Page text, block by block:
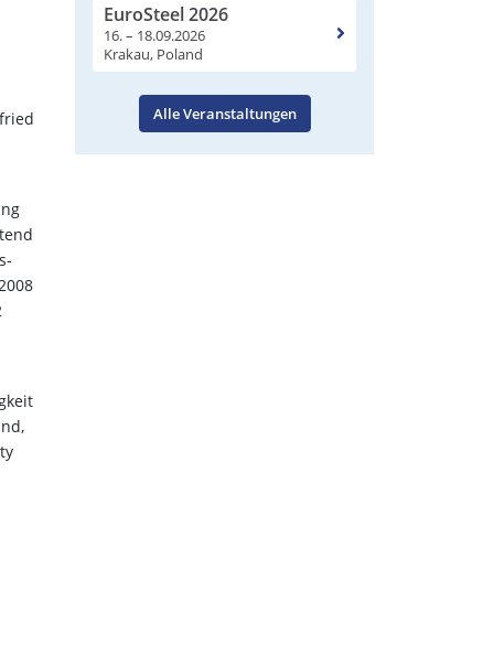
EuroSteel 2026
16. – 18.09.2026
Krakau, Poland
Alle Veranstaltungen